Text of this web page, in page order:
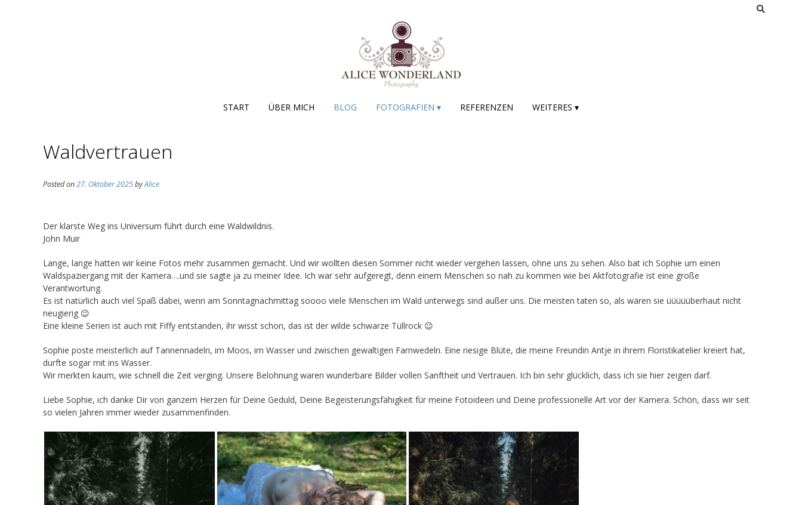
START ÜBER MICH BLOG FOTOGRAFIEN ▾ REFERENZEN WEITERES ▾
Waldvertrauen
Posted on27. Oktober 2025byAlice
Der klarste Weg ins Universum führt durch eine Waldwildnis.
John Muir
Lange, lange hatten wir keine Fotos mehr zusammen gemacht. Und wir wollten diesen Sommer nicht wieder vergehen lassen, ohne uns zu sehen. Also bat ich Sophie um einen
Waldspaziergang mit der Kamera….und sie sagte ja zu meiner Idee. Ich war sehr aufgeregt, denn einem Menschen so nah zu kommen wie bei Aktfotografie ist eine große
Verantwortung.
Es ist natürlich auch viel Spaß dabei, wenn am Sonntagnachmittag soooo viele Menschen im Wald unterwegs sind außer uns. Die meisten taten so, als wären sie üüüüüberhaut nicht
neugierig 😉
Eine kleine Serien ist auch mit Fiffy entstanden, ihr wisst schon, das ist der wilde schwarze Tüllrock 😉
Sophie poste meisterlich auf Tannennadeln, im Moos, im Wasser und zwischen gewaltigen Farnwedeln. Eine riesige Blüte, die meine Freundin Antje in ihrem Floristikatelier kreiert hat,
durfte sogar mit ins Wasser.
Wir merkten kaum, wie schnell die Zeit verging. Unsere Belohnung waren wunderbare Bilder vollen Sanftheit und Vertrauen. Ich bin sehr glücklich, dass ich sie hier zeigen darf.
Liebe Sophie, ich danke Dir von ganzem Herzen für Deine Geduld, Deine Begeisterungsfähigkeit für meine Fotoideen und Deine professionelle Art vor der Kamera. Schön, dass wir seit
so vielen Jahren immer wieder zusammenfinden.